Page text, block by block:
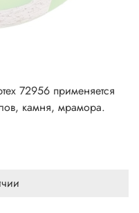
72956 применяется
камня, мрамора.